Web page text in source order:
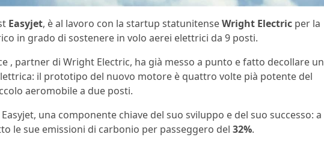
Easyjet, è al lavoro con la startup statunitenseWright Electric per la
in grado di sostenere in volo aerei elettrici da 9 posti.
, partner di Wright Electric, ha già messo a punto e fatto decollare un
il prototipo del nuovo motore è quattro volte pià potente del
aeromobile a due posti.
una componente chiave del suo sviluppo e del suo successo: a
le sue emissioni di carbonio per passeggero del 32%.